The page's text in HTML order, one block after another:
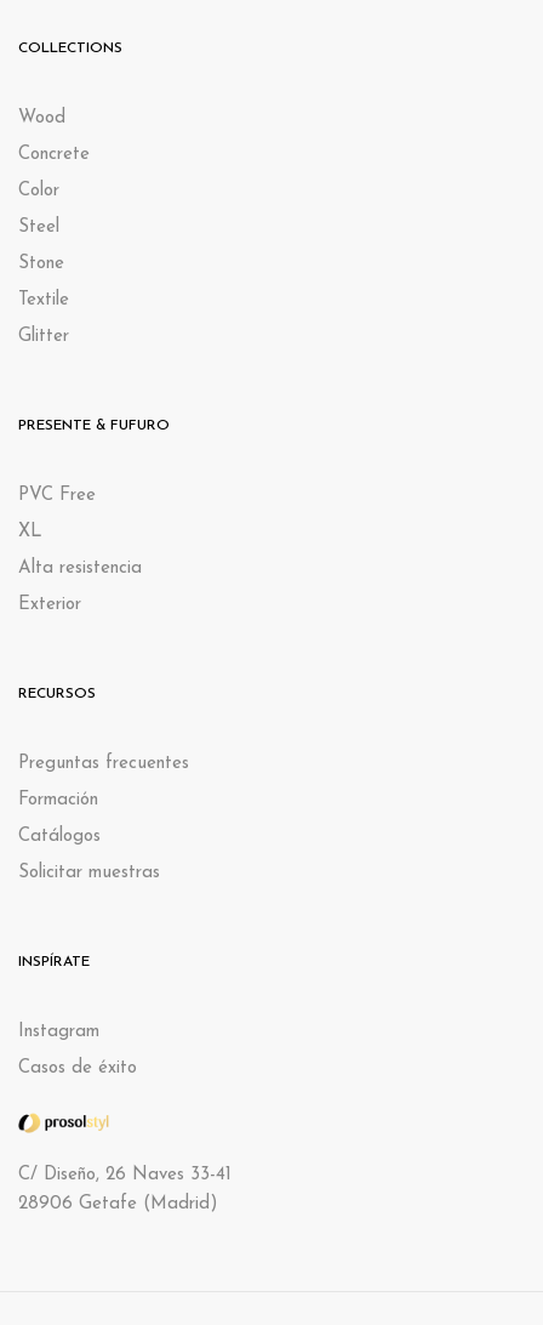
COLLECTIONS
Wood
Concrete
Color
Steel
Stone
Textile
Glitter
PRESENTE & FUFURO
PVC Free
XL
Alta resistencia
Exterior
RECURSOS
Preguntas frecuentes
Formación
Catálogos
Solicitar muestras
INSPÍRATE
Instagram
Casos de éxito
C/ Diseño, 26 Naves 33-41
28906 Getafe (Madrid)